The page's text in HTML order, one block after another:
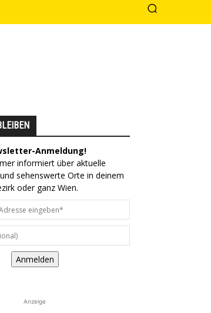
Anmeldung!
informiert über aktuelle
sehenswerte Orte in deinem
oder ganz Wien.
Anmelden
Anzeige